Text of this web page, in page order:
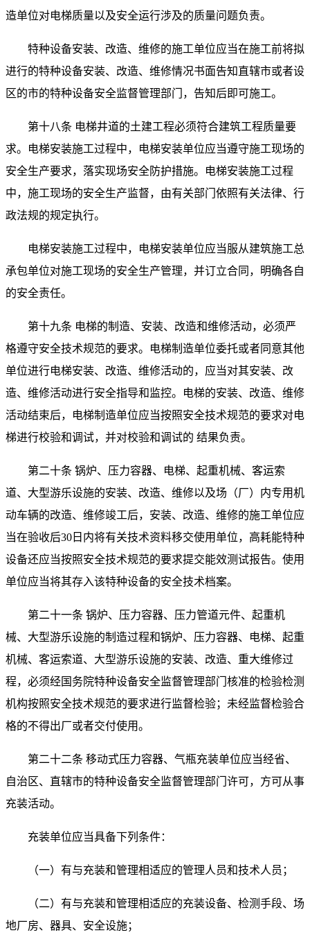
造单位对电梯质量以及安全运行涉及的质量问题负责。
特种设备安装、改造、维修的施工单位应当在施工前将拟
进行的特种设备安装、改造、维修情况书面告知直辖市或者设
区的市的特种设备安全监督管理部门，告知后即可施工。
第十八条 电梯井道的土建工程必须符合建筑工程质量要
求。电梯安装施工过程中，电梯安装单位应当遵守施工现场的
安全生产要求，落实现场安全防护措施。电梯安装施工过程
中，施工现场的安全生产监督，由有关部门依照有关法律、行
政法规的规定执行。
电梯安装施工过程中，电梯安装单位应当服从建筑施工总
承包单位对施工现场的安全生产管理，并订立合同，明确各自
的安全责任。
第十九条 电梯的制造、安装、改造和维修活动，必须严
格遵守安全技术规范的要求。电梯制造单位委托或者同意其他
单位进行电梯安装、改造、维修活动的，应当对其安装、改
造、维修活动进行安全指导和监控。电梯的安装、改造、维修
活动结束后，电梯制造单位应当按照安全技术规范的要求对电
梯进行校验和调试，并对校验和调试的 结果负责。
第二十条 锅炉、压力容器、电梯、起重机械、客运索
道、大型游乐设施的安装、改造、维修以及场（厂）内专用机
动车辆的改造、维修竣工后，安装、改造、维修的施工单位应
当在验收后30 日内将有关技术资料移交使用单位，高耗能特种
设备还应当按照安全技术规范的要求提交能效测试报告。使用
单位应当将其存入该特种设备的安全技术档案。
第二十一条 锅炉、压力容器、压力管道元件、起重机
械、大型游乐设施的制造过程和锅炉、压力容器、电梯、起重
机械、客运索道、大型游乐设施的安装、改造、重大维修过
程，必须经国务院特种设备安全监督管理部门核准的检验检测
机构按照安全技术规范的要求进行监督检验；未经监督检验合
格的不得出厂或者交付使用。
第二十二条 移动式压力容器、气瓶充装单位应当经省、
自治区、直辖市的特种设备安全监督管理部门许可，方可从事
充装活动。
充装单位应当具备下列条件：
（一）有与充装和管理相适应的管理人员和技术人员；
（二）有与充装和管理相适应的充装设备、检测手段、场
地厂房、器具、安全设施；